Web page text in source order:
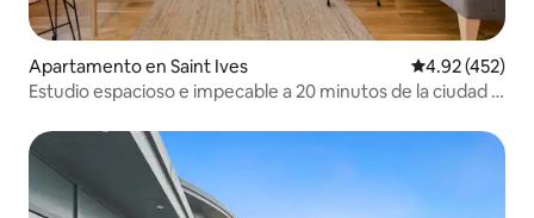
Apartamento en Saint Ives Calificación
4.92 (452)
Estudio espacioso e impecable a 20 minutos de la ciudad y